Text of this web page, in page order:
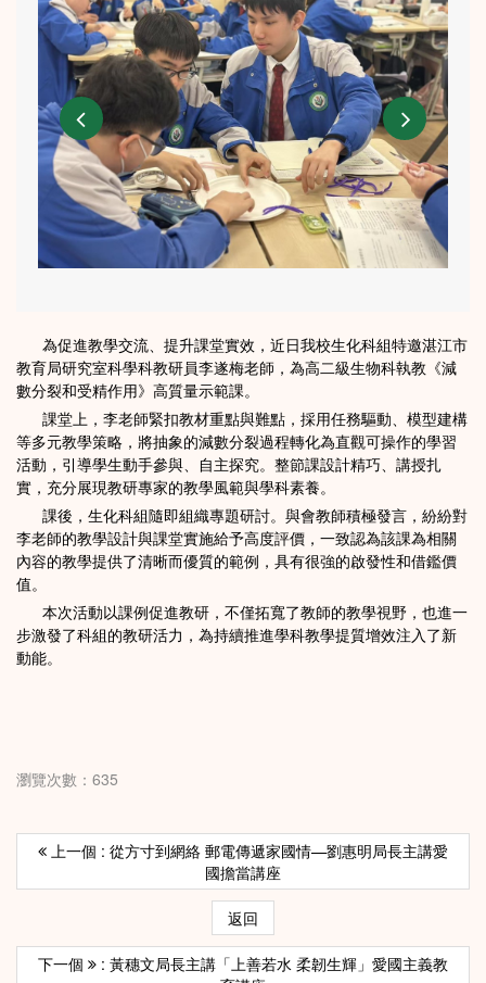
為促進教學交流、提升課堂實效，近日我校生化科組特邀湛江市
教育局研究室科學科教研員李遂梅老師，為高二級生物科執教《減
數分裂和受精作用》高質量示範課。
課堂上，李老師緊扣教材重點與難點，採用任務驅動、模型建構
等多元教學策略，將抽象的減數分裂過程轉化為直觀可操作的學習
活動，引導學生動手參與、自主探究。整節課設計精巧、講授扎
實，充分展現教研專家的教學風範與學科素養。
課後，生化科組隨即組織專題研討。與會教師積極發言，紛紛對
李老師的教學設計與課堂實施給予高度評價，一致認為該課為相關
內容的教學提供了清晰而優質的範例，具有很強的啟發性和借鑑價
值。
本次活動以課例促進教研，不僅拓寬了教師的教學視野，也進一
步激發了科組的教研活力，為持續推進學科教學提質增效注入了新
動能。
瀏覽次數：635
上一個 : 從方寸到網絡 郵電傳遞家國情—劉惠明局長主講愛
國擔當講座
返回
下一個
: 黃穗文局長主講「上善若水 柔韌生輝」愛國主義教